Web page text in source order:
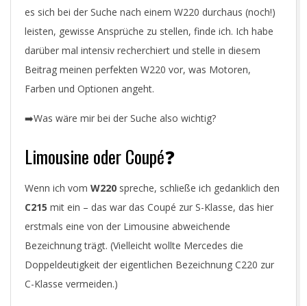
M
R
C
O
M
es sich bei der Suche nach einem W220 durchaus (noch!)
leisten, gewisse Ansprüche zu stellen, finde ich. Ich habe
darüber mal intensiv recherchiert und stelle in diesem
Beitrag meinen perfekten W220 vor, was Motoren,
Farben und Optionen angeht.
➡️Was wäre mir bei der Suche also wichtig?
Limousine oder Coupé❓
Wenn ich vom W220 spreche, schließe ich gedanklich den
C215 mit ein – das war das Coupé zur S-Klasse, das hier
erstmals eine von der Limousine abweichende
Bezeichnung trägt. (Vielleicht wollte Mercedes die
Doppeldeutigkeit der eigentlichen Bezeichnung C220 zur
C-Klasse vermeiden.)